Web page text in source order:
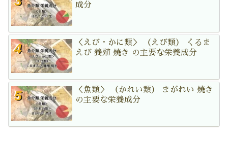
成分
＜えび・かに類＞ （えび類） くるま
えび 養殖 焼き の主要な栄養成分
＜魚類＞ （かれい類） まがれい 焼き
の主要な栄養成分